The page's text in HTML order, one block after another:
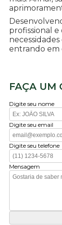
profissional e
necessidades
entrando em
FAÇA UM
Digite seu nome
Digite seu email
Digite seu telefone
Mensagem